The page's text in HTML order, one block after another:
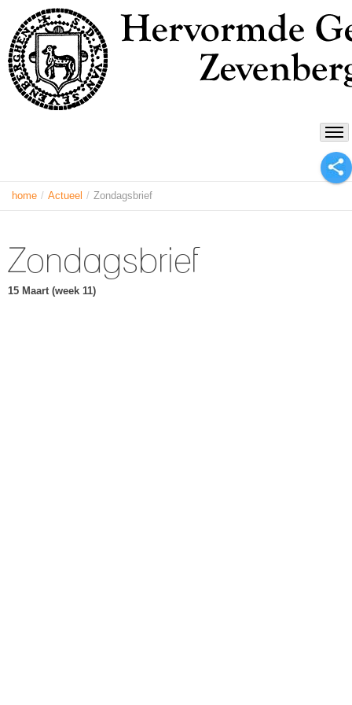
home / Actueel / Zondagsbrief
Zondagsbrief
15 Maart (week 11)